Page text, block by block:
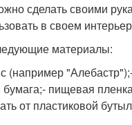
сделать своими
в своем
материалы:
(например
пищевая
от пластиковой